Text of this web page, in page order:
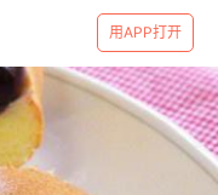
用APP打开